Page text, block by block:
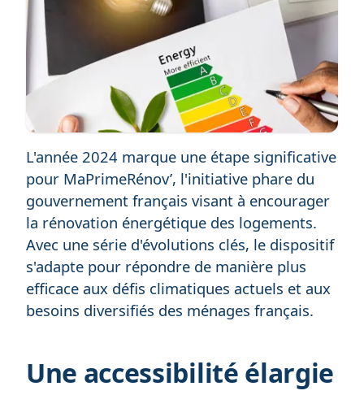
L'année 2024 marque une étape significative
pour MaPrimeRénov’, l'initiative phare du
gouvernement français visant à encourager
la rénovation énergétique des logements.
Avec une série d'évolutions clés, le dispositif
s'adapte pour répondre de manière plus
efficace aux défis climatiques actuels et aux
besoins diversifiés des ménages français.
Une accessibilité élargie